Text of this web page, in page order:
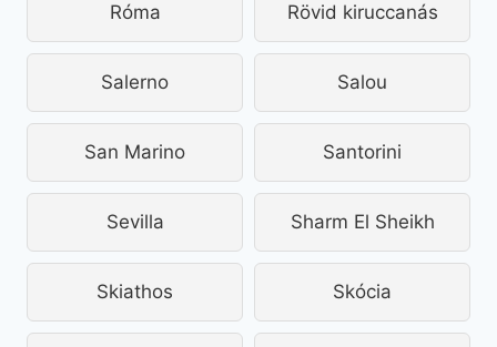
Róma Rövid kiruccanás
Salerno Salou
San Marino Santorini
Sevilla Sharm El Sheikh
Skiathos Skócia